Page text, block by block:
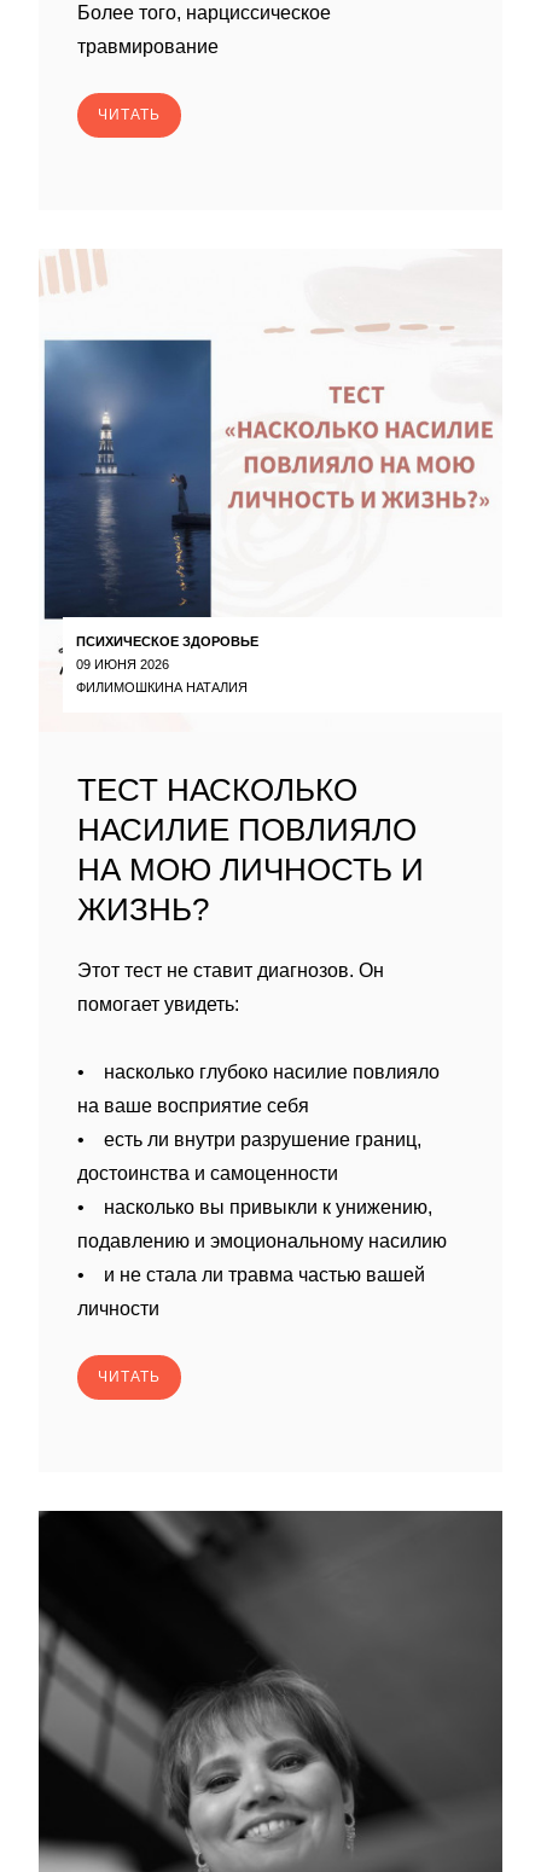
Более того, нарциссическое
травмирование
ЧИТАТЬ
ПСИХИЧЕСКОЕ ЗДОРОВЬЕ
09 ИЮНЯ 2026
ФИЛИМОШКИНА НАТАЛИЯ
ТЕСТ НАСКОЛЬКО
НАСИЛИЕ ПОВЛИЯЛО
НА МОЮ ЛИЧНОСТЬ И
ЖИЗНЬ?
Этот тест не ставит диагнозов. Он
помогает увидеть:
• насколько глубоко насилие повлияло
на ваше восприятие себя
• есть ли внутри разрушение границ,
достоинства и самоценности
• насколько вы привыкли к унижению,
подавлению и эмоциональному насилию
• и не стала ли травма частью вашей
личности
ЧИТАТЬ